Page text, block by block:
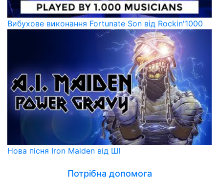
Вибухове виконання Fortunate Son від Rockin'1000
Нова пісня Iron Maiden від ШІ
Потрібна допомога